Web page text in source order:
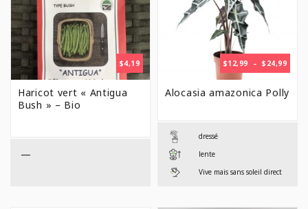
$4,19
Haricot vert « Antigua
Bush » – Bio
—
$12,99 – $ 24,99
DE
Alocasia amazonica Polly
dressé
lente
Vive mais sans soleil direct